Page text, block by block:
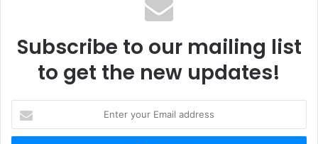
Subscribe to our mailing list
to get the new updates!
your
Email